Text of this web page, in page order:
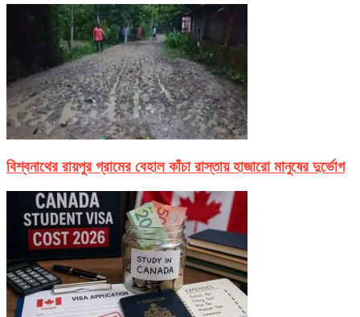
বিশ্বনাথের রায়পুর গ্রামের বেহাল কাঁচা রাস্তায় হাজারো মানুষের দুর্ভোগ